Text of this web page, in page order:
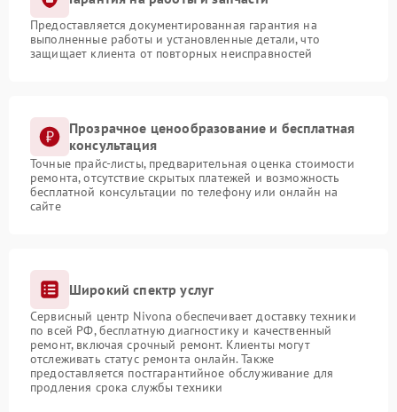
Предоставляется документированная гарантия на
выполненные работы и установленные детали, что
защищает клиента от повторных неисправностей
Прозрачное ценообразование и бесплатная
консультация
Точные прайс-листы, предварительная оценка стоимости
ремонта, отсутствие скрытых платежей и возможность
бесплатной консультации по телефону или онлайн на
сайте
Широкий спектр услуг
Сервисный центр Nivona обеспечивает доставку техники
по всей РФ, бесплатную диагностику и качественный
ремонт, включая срочный ремонт. Клиенты могут
отслеживать статус ремонта онлайн. Также
предоставляется постгарантийное обслуживание для
продления срока службы техники